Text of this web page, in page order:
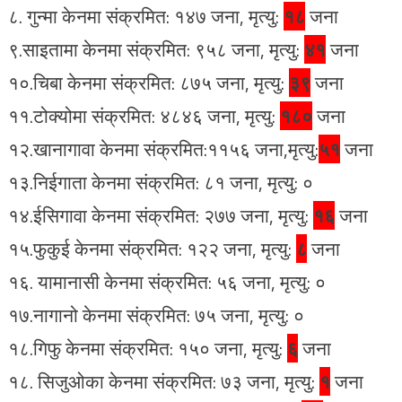
८. गुन्मा केनमा संक्रमित: १४७ जना, मृत्यु: १८जना
९.साइतामा केनमा संक्रमित: ९५८ जना, मृत्यु: ४१जना
१०.चिबा केनमा संक्रमित: ८७५ जना, मृत्यु: ३९जना
११.टोक्योमा संक्रमित: ४८४६ जना, मृत्यु: १८०जना
१२.खानागावा केनमा संक्रमित:११५६ जना,मृत्यु:५१जना
१३.निईगाता केनमा संक्रमित: ८१ जना, मृत्यु: ०
१४.ईसिगावा केनमा संक्रमित: २७७ जना, मृत्यु: १६जना
१५.फुकुई केनमा संक्रमित: १२२ जना, मृत्यु: ८जना
१६. यामानासी केनमा संक्रमित: ५६ जना, मृत्यु: ०
१७.नागानो केनमा संक्रमित: ७५ जना, मृत्यु: ०
१८.गिफु केनमा संक्रमित: १५० जना, मृत्यु: ६जना
१८. सिजुओका केनमा संक्रमित: ७३ जना, मृत्यु: १जना